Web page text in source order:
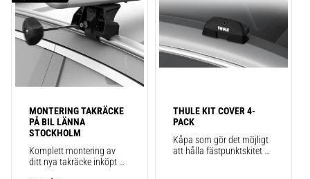
MONTERING TAKRÄCKE
PÅ BIL LÄNNA
STOCKHOLM
Komplett montering av
ditt nya takräcke inköpt
THULE KIT COVER 4-
PACK
Kåpa som gör det möjligt
att hålla fästpunktskitet